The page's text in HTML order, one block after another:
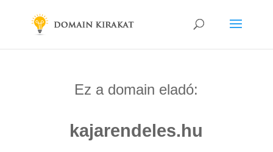
Ez a domain eladó:
kajarendeles.hu